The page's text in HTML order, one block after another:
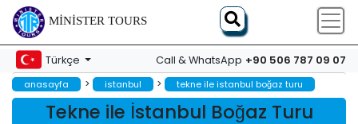
MINISTER TOURS
Türkçe Call & WhatsApp +90 506 787 09 07
anasayfa > i̇stanbul > tekne ile i̇stanbul boğaz turu
Tekne ile İstanbul Boğaz Turu